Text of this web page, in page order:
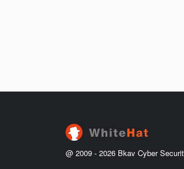
@ 2009 - 2026 Bkav Cyber